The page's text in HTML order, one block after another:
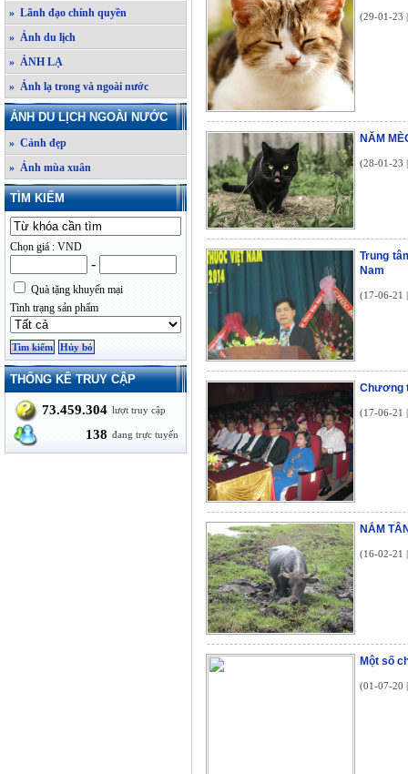
» Lãnh đạo chính quyền
» Ảnh du lịch
» ẢNH LẠ
» Ảnh lạ trong và ngoài nước
ẢNH DU LỊCH NGOÀI NƯỚC
» Cảnh đẹp
» Ảnh mùa xuân
TÌM KIẾM
Chọn giá : VND
-
Quà tặng khuyến mại
Tình trạng sản phẩm
THỐNG KÊ TRUY CẬP
73.459.304 lượt truy cập
138 đang trực tuyến
(29-01-23
NĂM
(28-01-23
Trung
Nam
(17-06-21
Chương
(17-06-21
NẮM
(16-02-21
Một số
(01-07-20